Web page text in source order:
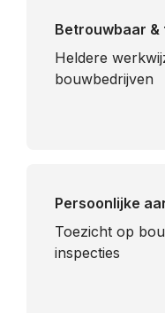
Betrouwbaar
Heldere
bouwbedrijven
Persoonlijke
Toezicht op
inspecties